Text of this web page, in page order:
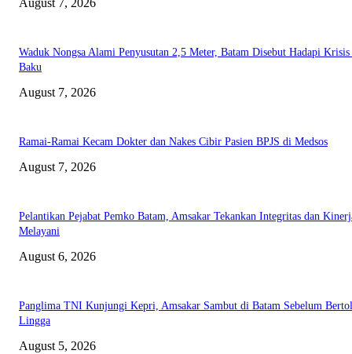
August 7, 2026
Waduk Nongsa Alami Penyusutan 2,5 Meter, Batam Disebut Hadapi
Baku
August 7, 2026
Ramai-Ramai Kecam Dokter dan Nakes Cibir Pasien BPJS di Medsos
August 7, 2026
Pelantikan Pejabat Pemko Batam, Amsakar Tekankan Integritas dan
Melayani
August 6, 2026
Panglima TNI Kunjungi Kepri, Amsakar Sambut di Batam Sebelum
Lingga
August 5, 2026